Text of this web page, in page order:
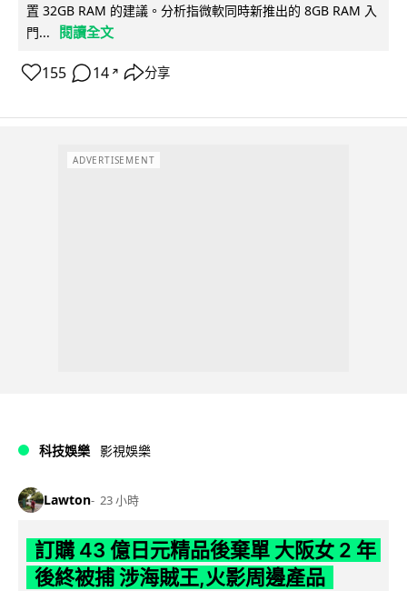
置 32GB RAM 的建議。分析指微軟同時新推出的 8GB RAM 入
門...
閱讀全文
155 14 ↗ 分享
ADVERTISEMENT
科技娛樂 影視娛樂
Lawton 23 小時
訂購 43 億日元精品後棄單 大阪女 2 年
後終被捕 涉海賊王,火影周邊產品